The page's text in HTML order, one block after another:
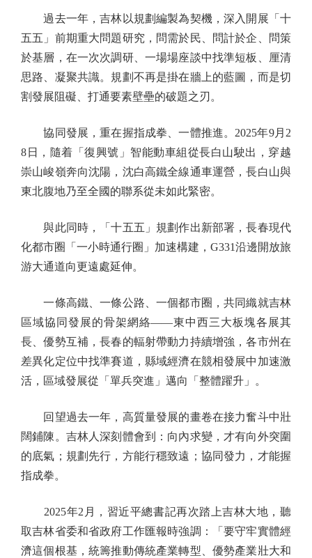
過去一年，吉林以規劃編製為契機，深入開展「十
五五」前期重大問題研究，問需於民、問計於企、問策
於基層，在一次次調研、一場場座談中找準短板、厘清
思路、凝聚共識。規劃不再是掛在牆上的藍圖，而是切
割發展阻礙、打通要素壁壘的破題之刃。
協同發展，重在握指成拳、一體推進。2025年9月2
8日，隨着「復興號」智能動車組從長白山駛出，穿越
崇山峻嶺奔向沈陽，沈白高鐵全線通車運營，長白山與
東北腹地乃至全國的聯系從未如此緊密。
與此同時，「十五五」規劃作出新部署，長春現代
化都市圈「一小時通行圈」加速構建，G331沿邊開放旅
游大通道向更遠處延伸。
一條高鐵、一條公路、一個都市圈，共同織就吉林
區域協同發展的骨架網絡——東中西三大板塊各展其
長、優勢互補，長春的輻射帶動力持續增強，各市州在
差異化定位中找準賽道，縣域經濟在競相發展中加速激
活，區域發展從「單兵突進」邁向「整體躍升」。
回望過去一年，高質量發展的畫卷在接力奮斗中壯
闊鋪陳。吉林人深刻體會到：向內求變，才有向外突圍
的底氣；規劃先行，方能行穩致遠；協同發力，才能握
指成拳。
2025年2月，習近平總書記再次踏上吉林大地，聽
取吉林省委和省政府工作匯報時強調：「要守牢實體經
濟這個根基，統籌推動傳統產業轉型、優勢產業壯大和